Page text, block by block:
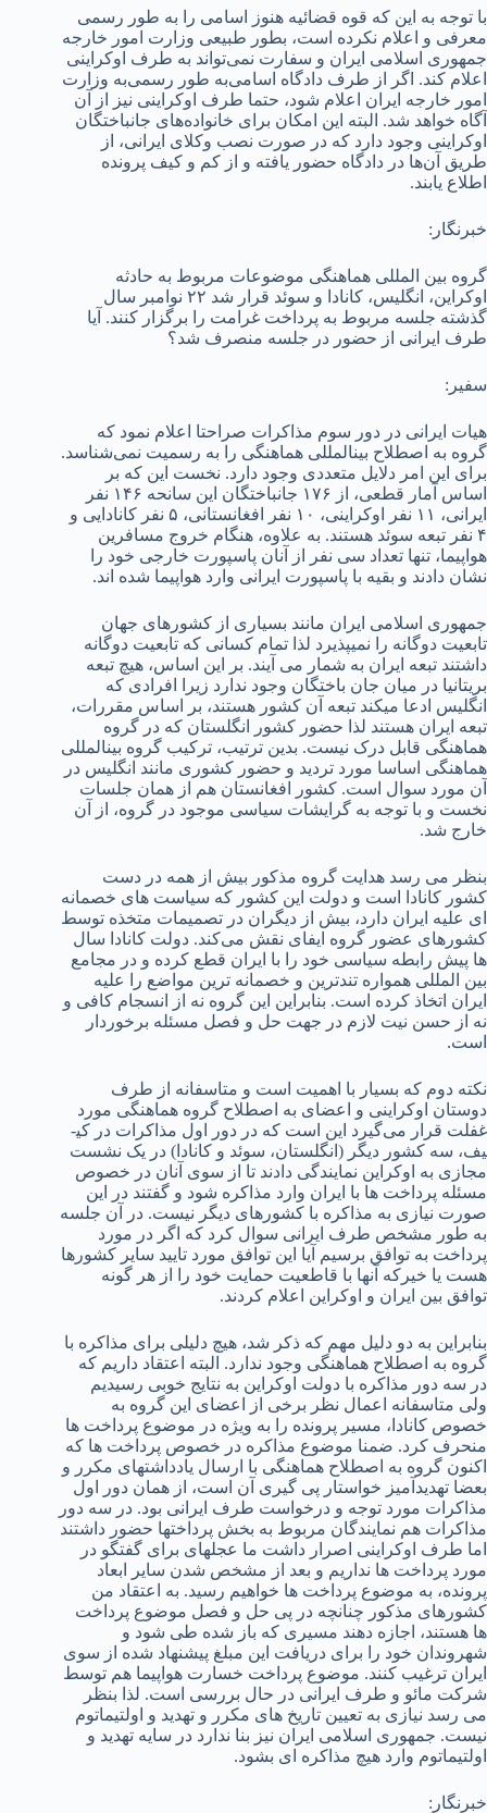
با توجه به این که قوه قضائیه هنوز اسامی را به طور رسمی
معرفی و اعلام نکرده است، بطور طبیعی وزارت امور خارجه
جمهوری اسلامی ایران و سفارت نمی‌تواند به طرف اوکراینی
اعلام کند. اگر از طرف دادگاه اسامی‌به طور رسمی‌به وزارت
امور خارجه ایران اعلام شود، حتما طرف اوکراینی نیز از آن
آگاه خواهد شد. البته این امکان برای خانواده‌های جانباختگان
اوکراینی وجود دارد که در صورت نصب وکلای ایرانی، از
طریق آن‌ها در دادگاه حضور یافته و از کم و کیف پرونده
اطلاع یابند.
خبرنگار:
گروه بین­ المللی هماهنگی موضوعات مربوط به حادثه
اوکراین، انگلیس، کانادا و سوئد قرار شد ۲۲ نوامبر سال
گذشته جلسه مربوط به پرداخت غرامت را برگزار کنند. آیا
طرف ایرانی از حضور در جلسه منصرف شد؟
سفیر:
هیات ایرانی در دور سوم مذاکرات صراحتا اعلام نمود که
گروه به اصطلاح بین­المللی هماهنگی را به رسمیت نمی‌شناسد.
برای این امر دلایل متعددی وجود دارد. نخست این که بر
اساس آمار قطعی، از ۱۷۶ جانباختگان این سانحه ۱۴۶ نفر
ایرانی، ۱۱ نفر اوکراینی، ۱۰ نفر افغانستانی، ۵ نفر کانادایی و
۴ نفر تبعه سوئد هستند. به علاوه، هنگام خروج مسافرین
هواپیما، تنها تعداد سی نفر از آنان پاسپورت خارجی خود را
نشان دادند و بقیه با پاسپورت ایرانی وارد هواپیما شده اند.
جمهوری اسلامی ایران مانند بسیاری از کشورهای جهان
تابعیت دوگانه را نمی­پذیرد لذا تمام کسانی که تابعیت دوگانه
داشتند تبعه ایران به شمار می آیند. بر این اساس، هیچ تبعه
بریتانیا در میان جان باختگان وجود ندارد زیرا افرادی که
انگلیس ادعا می­کند تبعه آن کشور هستند، بر اساس مقررات،
تبعه ایران هستند لذا حضور کشور انگلستان که در گروه
هماهنگی قابل درک نیست. بدین ترتیب، ترکیب گروه بین­المللی
هماهنگی اساسا مورد تردید و حضور کشوری مانند انگلیس در
آن مورد سوال است. کشور افغانستان هم از همان جلسات
نخست و با توجه به گرایشات سیاسی موجود در گروه، از آن
خارج شد.
بنظر می رسد هدایت گروه مذکور بیش از همه در دست
کشور کانادا است و دولت این کشور که سیاست های خصمانه
ای علیه ایران دارد، بیش از دیگران در تصمیمات متخذه توسط
کشورهای عضور گروه ایفای نقش می‌کند. دولت کانادا سال
ها پیش رابطه سیاسی خود را با ایران قطع کرده و در مجامع
بین المللی همواره تندترین و خصمانه ترین مواضع را علیه
ایران اتخاذ کرده است. بنابراین این گروه نه از انسجام کافی و
نه از حسن نیت لازم در جهت حل و فصل مسئله برخوردار
است.
نکته دوم که بسیار با اهمیت است و متاسفانه از طرف
دوستان اوکراینی و اعضای به اصطلاح گروه هماهنگی مورد
غفلت قرار می‌گیرد این است که در دور اول مذاکرات در کی­
یف، سه کشور دیگر (انگلستان، سوئد و کانادا) در یک نشست
مجازی به اوکراین نمایندگی دادند تا از سوی آنان در خصوص
مسئله پرداخت ها با ایران وارد مذاکره شود و گفتند در این
صورت نیازی به مذاکره با کشورهای دیگر نیست. در آن جلسه
به طور مشخص طرف ایرانی سوال کرد که اگر در مورد
پرداخت به توافق برسیم آیا این توافق مورد تایید سایر کشورها
هست یا خیرکه آنها با قاطعیت حمایت خود را از هر گونه
توافق بین ایران و اوکراین اعلام کردند.
بنابراین به دو دلیل مهم که ذکر شد، هیچ دلیلی برای مذاکره با
گروه به اصطلاح هماهنگی وجود ندارد. البته اعتقاد داریم که
در سه دور مذاکره با دولت اوکراین به نتایج خوبی رسیدیم
ولی متاسفانه اعمال نظر برخی از اعضای این گروه به
خصوص کانادا، مسیر پرونده را به ویژه در موضوع پرداخت ها
منحرف کرد. ضمنا موضوع مذاکره در خصوص پرداخت ها که
اکنون گروه به اصطلاح هماهنگی با ارسال یادداشتهای مکرر و
بعضا تهدیدآمیز خواستار پی گیری آن است، از همان دور اول
مذاکرات مورد توجه و درخواست طرف ایرانی بود. در سه دور
مذاکرات هم نمایندگان مربوط به بخش پرداختها حضور داشتند
اما طرف اوکراینی اصرار داشت ما عجله­ای برای گفتگو در
مورد پرداخت ها نداریم و بعد از مشخص شدن سایر ابعاد
پرونده، به موضوع پرداخت ها خواهیم رسید. به اعتقاد من
کشورهای مذکور چنانچه در پی حل و فصل موضوع پرداخت
ها هستند، اجازه دهند مسیری که باز شده طی شود و
شهروندان خود را برای دریافت این مبلغ پیشنهاد شده از سوی
ایران ترغیب کنند. موضوع پرداخت خسارت هواپیما هم توسط
شرکت مائو و طرف ایرانی در حال بررسی است. لذا بنظر
می رسد نیازی به تعیین تاریخ های مکرر و تهدید و اولتیماتوم
نیست. جمهوری اسلامی ایران نیز بنا ندارد در سایه تهدید و
اولتیماتوم وارد هیچ مذاکره ای بشود.
خبرنگار: